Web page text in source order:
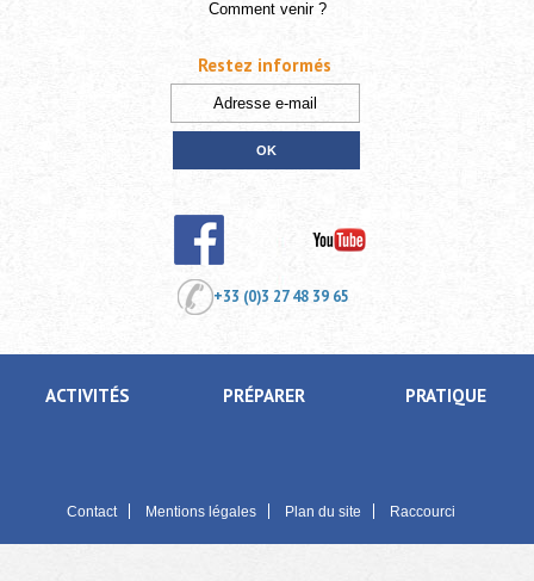
Comment venir ?
+33 (0)3 27 48 39 65
ACTIVITÉS PRÉPARER PRATIQUE
Contact Mentions légales Plan du site Raccourci
Restez informés